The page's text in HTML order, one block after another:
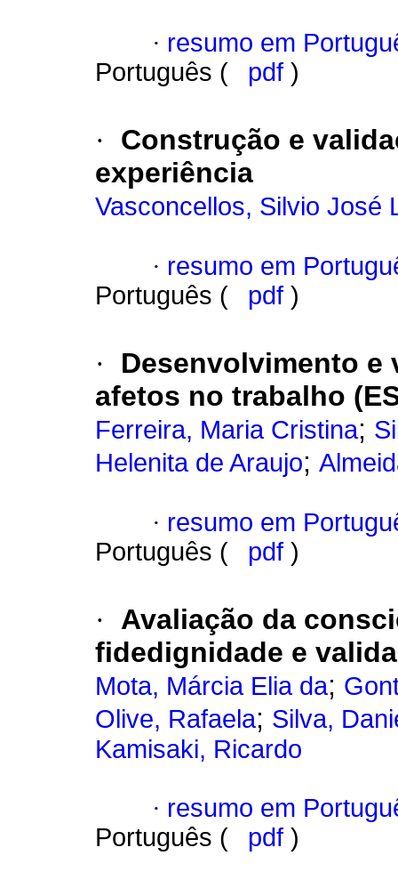
· resumo em
Português (
pdf )
·
Construção e
experiência
Vasconcellos, Silvio José
· resumo em
Português (
pdf )
·
Desenvolvimento e
afetos no trabalho
Ferreira, Maria Cristina;
Helenita de Araujo;
· resumo em
Português (
pdf )
·
Avaliação da
fidedignidade e
Mota, Márcia Elia da;
Olive, Rafaela; Silva,
Kamisaki, Ricardo
· resumo em
Português (
pdf )